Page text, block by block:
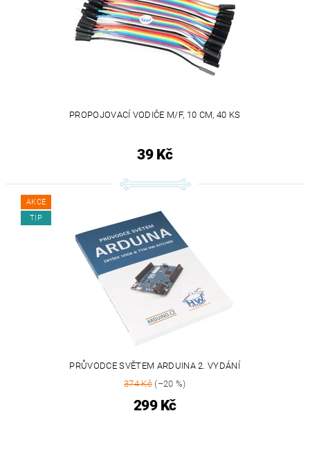
PROPOJOVACÍ VODIČE M/F, 10 CM, 40 KS
39 Kč
AKCE
TIP
PRŮVODCE SVĚTEM ARDUINA 2. VYDÁNÍ
374 Kč(–20 %)
299 Kč